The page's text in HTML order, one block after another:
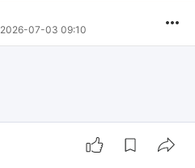
2026-07-03 09:10